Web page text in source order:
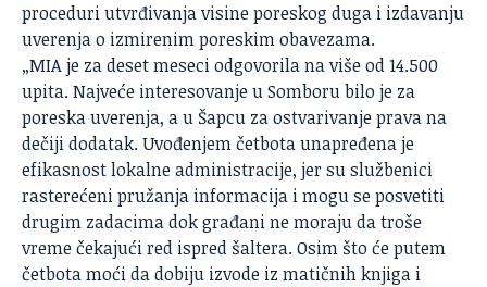
proceduri utvrđivanja visine poreskog duga i izdavanju
uverenja o izmirenim poreskim obavezama.
„MIA je za deset meseci odgovorila na više od 14.500
upita. Najveće interesovanje u Somboru bilo je za
poreska uverenja, a u Šapcu za ostvarivanje prava na
dečiji dodatak. Uvođenjem četbota unapređena je
efikasnost lokalne administracije, jer su službenici
rasterećeni pružanja informacija i mogu se posvetiti
drugim zadacima dok građani ne moraju da troše
vreme čekajući red ispred šaltera. Osim što će putem
četbota moći da dobiju izvode iz matičnih knjiga i